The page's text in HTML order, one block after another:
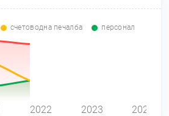
счетоводна печалба персонал
2022 2023 2024